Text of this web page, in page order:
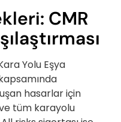
CMR
Yolu Eşya
hasarlar için
tüm karayolu